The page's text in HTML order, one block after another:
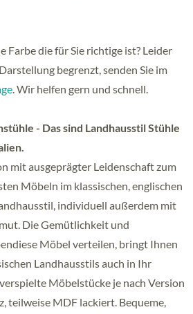
Farbe die für Sie richtige ist? Leider
begrenzt, senden Sie im
. Wir helfen gern und schnell.
- Das sind Landhausstil Stühle
mit ausgeprägter Leidenschaft zum
Möbeln im klassischen, englischen
individuell außerdem mit
Die Gemütlichkeit und
Möbel verteilen, bringt Ihnen
Landhausstils auch in Ihr
Möbelstücke je nach Version
teilweise MDF lackiert. Bequeme,